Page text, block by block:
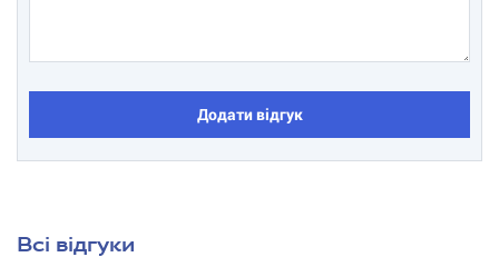
Додати відгук
Всі відгуки